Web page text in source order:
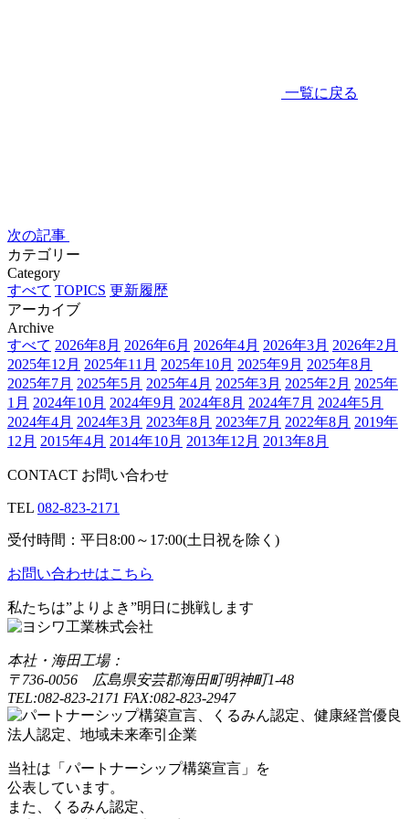
一覧に戻る
次の記事
カテゴリー
Category
すべて TOPICS 更新履歴
アーカイブ
Archive
すべて 2026年8月 2026年6月 2026年4月 2026年3月 2026年2月
2025年12月 2025年11月 2025年10月 2025年9月 2025年8月
2025年7月 2025年5月 2025年4月 2025年3月 2025年2月 2025年
1月 2024年10月 2024年9月 2024年8月 2024年7月 2024年5月
2024年4月 2024年3月 2023年8月 2023年7月 2022年8月 2019年
12月 2015年4月 2014年10月 2013年12月 2013年8月
CONTACT お問い合わせ
TEL 082-823-2171
受付時間：平日8:00～17:00(土日祝を除く)
お問い合わせはこちら
私たちは”よりよき”明日に挑戦します
本社・海田工場：
〒736-0056 広島県安芸郡海田町明神町1-48
TEL:082-823-2171 FAX:082-823-2947
当社は「パートナーシップ構築宣言」を
公表しています。
また、くるみん認定、